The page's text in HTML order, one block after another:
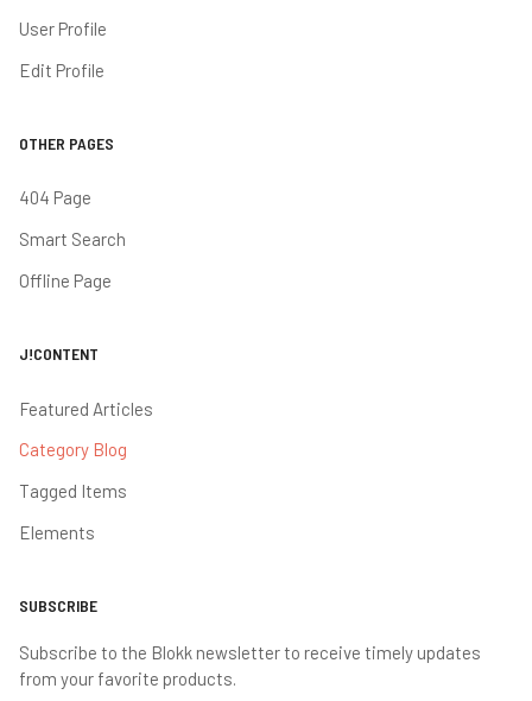
User Profile
Edit Profile
OTHER PAGES
404 Page
Smart Search
Offline Page
J!CONTENT
Featured Articles
Category Blog
Tagged Items
Elements
SUBSCRIBE
Subscribe to the Blokk newsletter to receive timely updates
from your favorite products.